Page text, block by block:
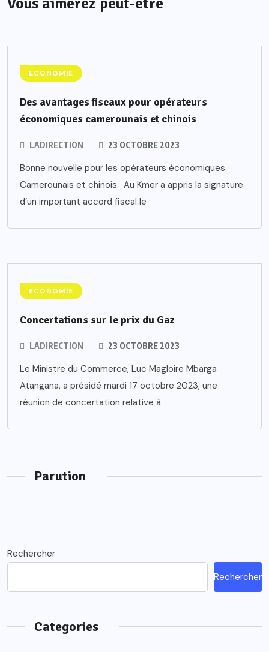
ECONOMIE
Des avantages fiscaux pour opérateurs
économiques camerounais et chinois
LADIRECTION 23 OCTOBRE 2023
Bonne nouvelle pour les opérateurs économiques
Camerounais et chinois. Au Kmer a appris la signature
d’un important accord fiscal le
ECONOMIE
Concertations sur le prix du Gaz
LADIRECTION 23 OCTOBRE 2023
Le Ministre du Commerce, Luc Magloire Mbarga
Atangana, a présidé mardi 17 octobre 2023, une
réunion de concertation relative à
Parution
Rechercher
Rechercher
Categories